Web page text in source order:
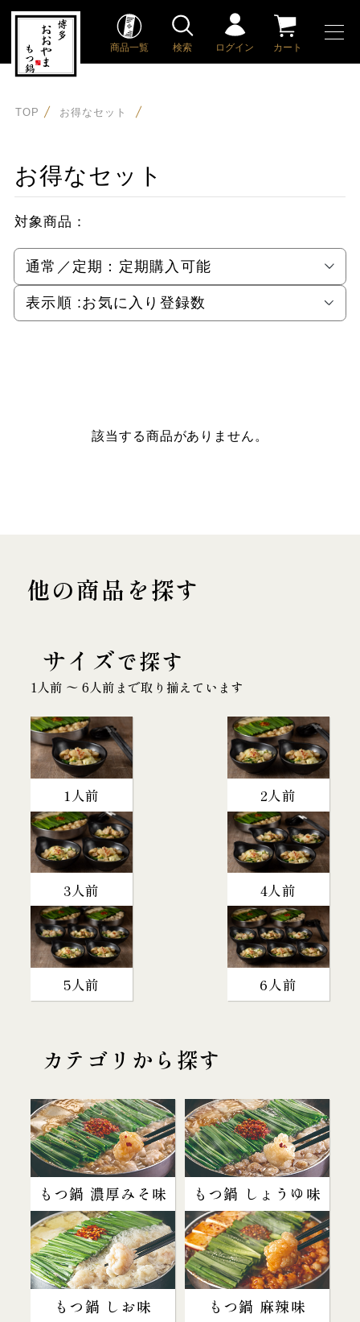
商品一覧 検索 ログイン カート
TOP お得なセット
お得なセット
対象商品：
通常／定期： 定期購入可能
表示順 :お気に入り登録数
該当する商品がありません。
他の商品を探す
サイズで探す
1人前 〜 6人前まで取り揃えています
1人前 2人前
3人前 4人前
5人前 6人前
カテゴリから探す
もつ鍋 濃厚みそ味 もつ鍋 しょうゆ味
もつ鍋 しお味 もつ鍋 麻辣味